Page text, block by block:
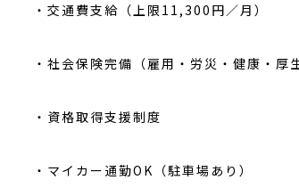
・交通費支給（上限11,300円／月）
・社会保険完備（雇用・労災・健康・厚
・資格取得支援制度
・マイカー通勤OK（駐車場あり）